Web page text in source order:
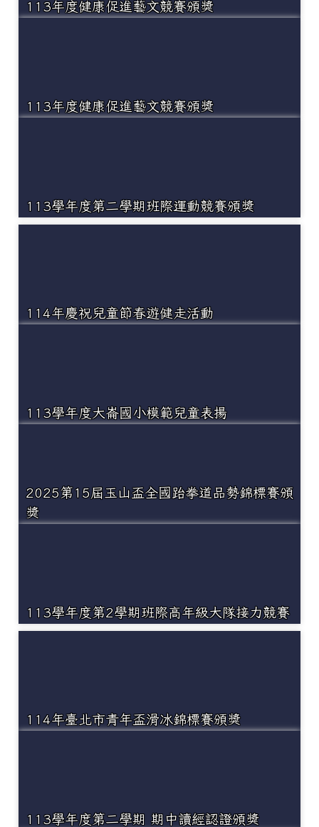
113年度健康促進藝文競賽頒獎
113年度健康促進藝文競賽頒獎
113學年度第二學期班際運動競賽頒獎
114年慶祝兒童節春遊健走活動
113學年度大崙國小模範兒童表揚
2025第15屆玉山盃全國跆拳道品勢錦標賽頒
獎
113學年度第2學期班際高年級大隊接力競賽
114年臺北市青年盃滑冰錦標賽頒獎
113學年度第二學期 期中讀經認證頒獎